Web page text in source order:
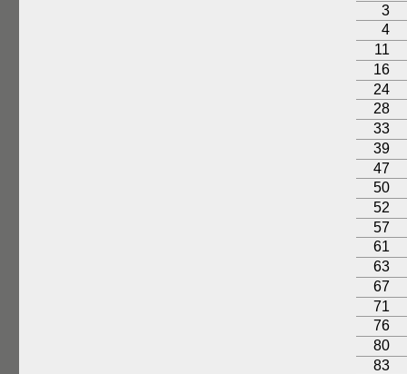
3
4
11
16
24
28
33
39
47
50
52
57
61
63
67
71
76
80
83